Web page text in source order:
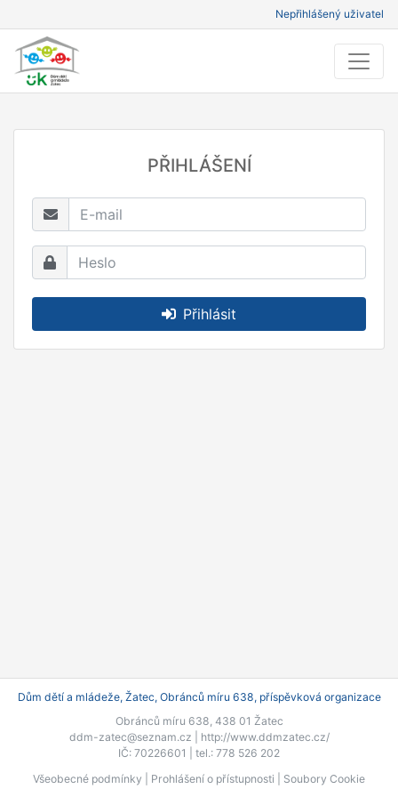
Nepřihlášený uživatel
PŘIHLÁŠENÍ
Přihlásit
Dům dětí a mládeže, Žatec, Obránců míru 638, příspěvková organizace
Obránců míru 638, 438 01 Žatec
ddm-zatec@seznam.cz | http://www.ddmzatec.cz/
IČ: 70226601 | tel.: 778 526 202
Všeobecné podmínky
Prohlášení o přístupnosti Soubory Cookie